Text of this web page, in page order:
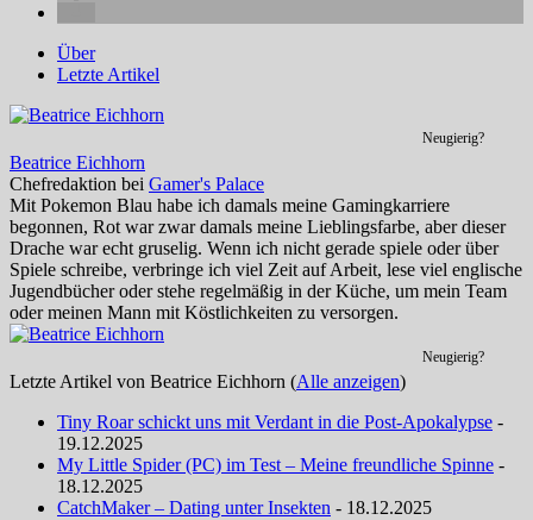
Über
Letzte Artikel
Neugierig?
Beatrice Eichhorn
Chefredaktion bei Gamer's Palace
Mit Pokemon Blau habe ich damals meine Gamingkarriere
begonnen, Rot war zwar damals meine Lieblingsfarbe, aber dieser
Drache war echt gruselig. Wenn ich nicht gerade spiele oder über
Spiele schreibe, verbringe ich viel Zeit auf Arbeit, lese viel englische
Jugendbücher oder stehe regelmäßig in der Küche, um mein Team
oder meinen Mann mit Köstlichkeiten zu versorgen.
Neugierig?
Letzte Artikel von Beatrice Eichhorn (Alle anzeigen)
Tiny Roar schickt uns mit Verdant in die Post-Apokalypse -
19.12.2025
My Little Spider (PC) im Test – Meine freundliche Spinne -
18.12.2025
CatchMaker – Dating unter Insekten - 18.12.2025